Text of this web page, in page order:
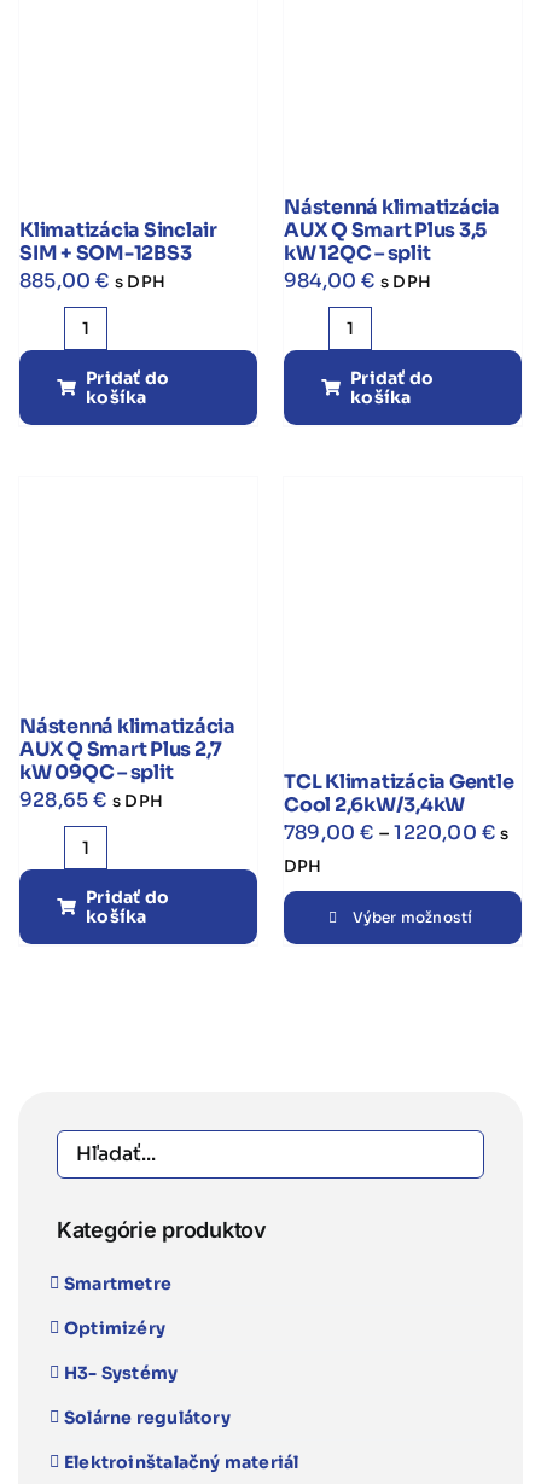
Klimatizácia Sinclair
SIM + SOM-12BS3
885,00€ s DPH
množstvo
Klimatizácia
Sinclair
SIM
Pridať do
košíka
Nástenná klimatizácia
AUX Q Smart Plus 3,5
kW 12QC – split
984,00€ s DPH
množstvo
Nástenná
klimatizácia
AUX
Pridať do
košíka
Nástenná klimatizácia
AUX Q Smart Plus 2,7
kW 09QC – split
928,65€ s DPH
množstvo
Nástenná
klimatizácia
AUX
–
split
Pridať do
košíka
TCL Klimatizácia Gentle
Cool 2,6kW/3,4kW
789,00€ – 1220,00€ s
DPH
Výber možností
Kategórie produktov
Smartmetre
Optimizéry
H3- Systémy
Solárne regulátory
Elektroinštalačný materiál